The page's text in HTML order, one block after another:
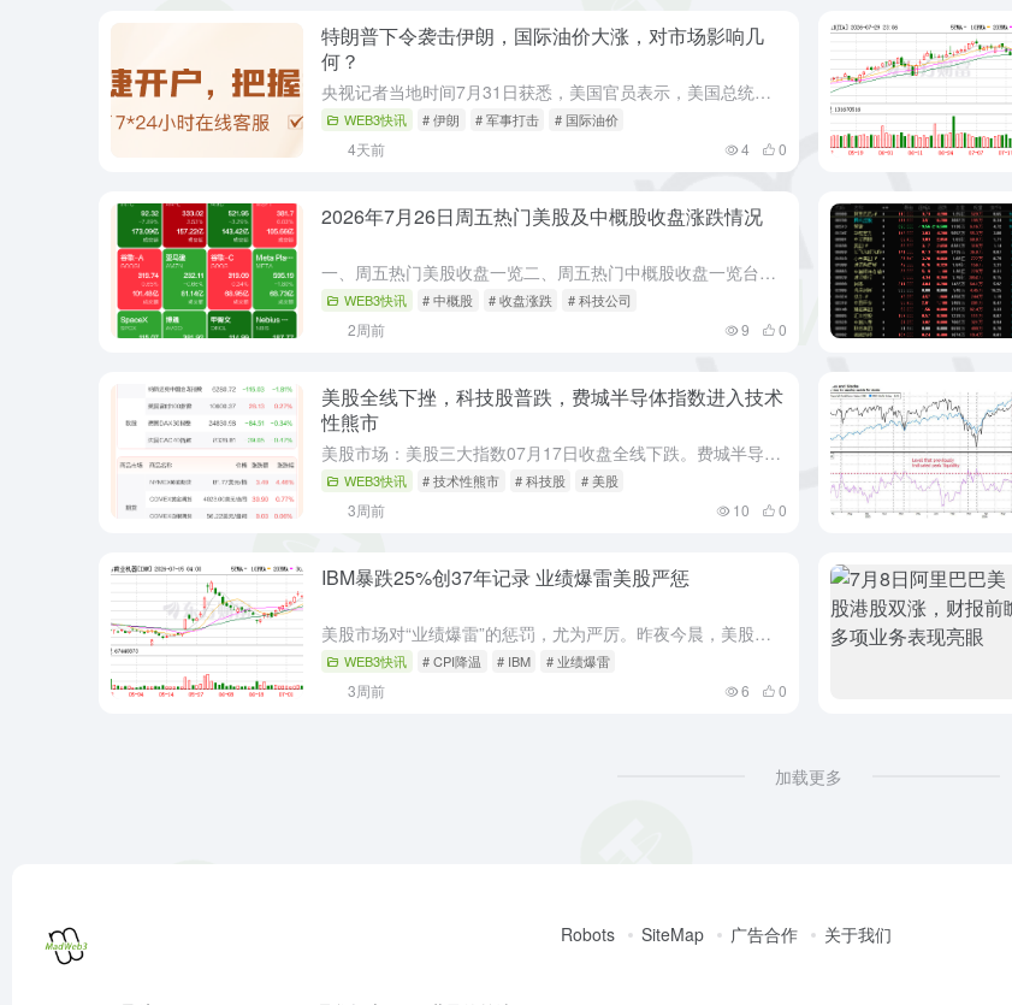
特朗普下令袭击伊朗，国际油价大涨，对市场影响几
何？
央视记者当地时间7月31日获悉，美国官员表示，美国总统特朗普已下令对伊朗发动新一轮袭击，目的是迫使德黑兰方面投降。特朗普7月31日早些时候对外表示，他计划恢复对伊朗的大规模军事打击，以迫使伊朗政府重返...
WEB3快讯 # 伊朗 # 军事打击 # 国际油价
4天前 4 0
2026年7月26日周五热门美股及中概股收盘涨跌情况
一、周五热门美股收盘一览二、周五热门中概股收盘一览台积电跌2.93%，阿里巴巴跌1.68%，拼多多跌0.77%，日月光半导体跌6.64%，联华电子跌6.66%，斯塔克工业涨602.27%，腾讯控股(A...
WEB3快讯 # 中概股 # 收盘涨跌 # 科技公司
2周前 9 0
美股全线下挫，科技股普跌，费城半导体指数进入技术
性熊市
美股市场：美股三大指数07月17日收盘全线下跌。费城半导体指数收跌1.63%，较6月22日创下的历史高点下跌20.2%，进入技术性熊市。周五（7月17日）美股早盘，苹果股价一度升至334.99美元刷新...
WEB3快讯 # 技术性熊市 # 科技股 # 美股
3周前 10 0
IBM暴跌25%创37年记录 业绩爆雷美股严惩
美股市场对“业绩爆雷”的惩罚，尤为严厉。昨夜今晨，美股老牌科技巨头IBM股价遭遇崩盘式下跌，最终收跌超25%，创下自1987年“黑色星期一”以来最大单日跌幅。IBM的暴跌并未影响到美股整体市场表现，三...
WEB3快讯 # CPI降温 # IBM # 业绩爆雷
3周前 6 0
加载更多
Robots SiteMap 广告合作 关于我们